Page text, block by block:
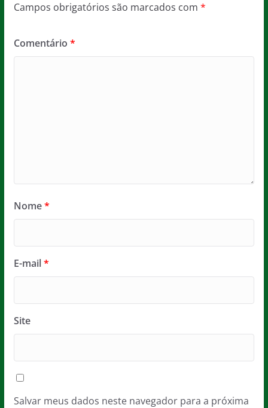
Campos obrigatórios são marcados com *
Comentário *
Nome*
E-mail*
Site
Salvar meus dados neste navegador para a próxima